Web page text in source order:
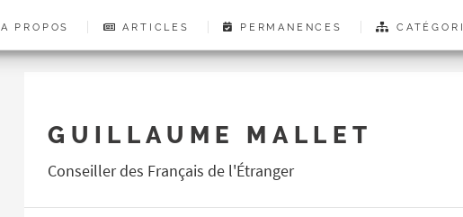
A PROPOS ARTICLES PERMANENCES
GUILLAUME MALLET
Conseiller des Français de l'Étranger